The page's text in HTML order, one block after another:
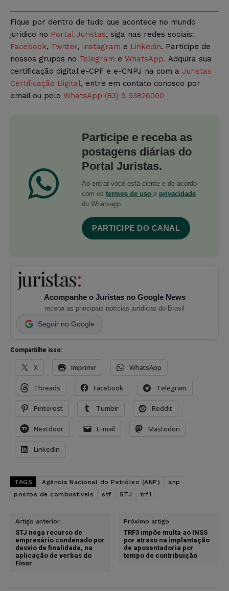
Fique por dentro de tudo que acontece no mundo
jurídico no Portal Juristas, siga nas redes sociais:
Facebook, Twitter, Instagram e Linkedin. Participe de
nossos grupos no Telegram e WhatsApp. Adquira sua
certificação digital e-CPF e e-CNPJ na com a Juristas
Certificação Digital, entre em contato conosco por
email ou pelo WhatsApp (83) 9 93826000
Participe e receba as
postagens diárias do
Portal Juristas.
Ao entrar você está ciente e de acordo
com os termos de uso e privacidade
do Whatsapp.
PARTICIPE DO CANAL
Acompanhe o Juristas no Google News
receba as principais notícias jurídicas do Brasil
Seguir no Google
Compartilhe isso:
X Imprimir WhatsApp
Threads Facebook Telegram
Pinterest Tumblr Reddit
Nextdoor E-mail Mastodon
LinkedIn
TAGS Agência Nacional do Petróleo (ANP)
anp
postos de combustíveis
stf STJ trf1
Artigo anterior
STJ nega recurso de
empresário condenado por
desvio de finalidade, na
aplicação de verbas do
Finor
Próximo artigo
TRF3 impõe multa ao INSS
por atraso na implantação
de aposentadoria por
tempo de contribuição